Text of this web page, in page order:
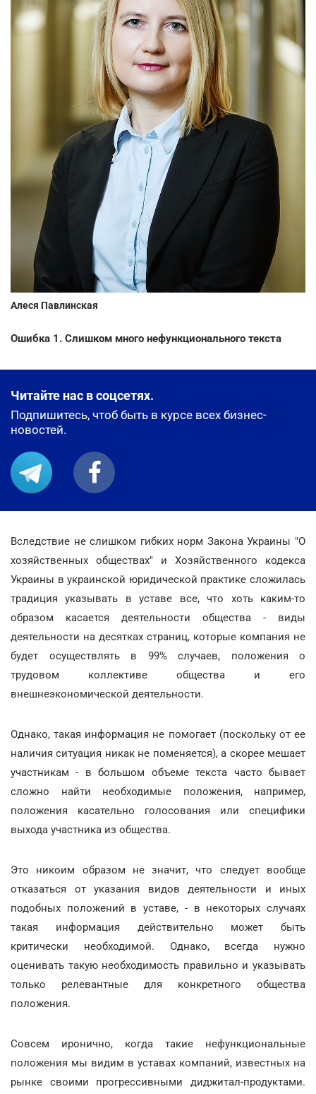
Алеся Павлинская
Ошибка 1. Слишком много нефункционального текста
Читайте нас в соцсетях.
Подпишитесь, чтоб быть в курсе всех бизнес-
новостей.
Вследствие не слишком гибких норм Закона Украины "О
хозяйственных обществах" и Хозяйственного кодекса
Украины в украинской юридической практике сложилась
традиция указывать в уставе все, что хоть каким-то
образом касается деятельности общества - виды
деятельности на десятках страниц, которые компания не
будет осуществлять в 99% случаев, положения о
трудовом коллективе общества и его
внешнеэкономической деятельности.
Однако, такая информация не помогает (поскольку от ее
наличия ситуация никак не поменяется), а скорее мешает
участникам - в большом объеме текста часто бывает
сложно найти необходимые положения, например,
положения касательно голосования или специфики
выхода участника из общества.
Это никоим образом не значит, что следует вообще
отказаться от указания видов деятельности и иных
подобных положений в уставе, - в некоторых случаях
такая информация действительно может быть
критически необходимой. Однако, всегда нужно
оценивать такую необходимость правильно и указывать
только релевантные для конкретного общества
положения.
Совсем иронично, когда такие нефункциональные
положения мы видим в уставах компаний, известных на
рынке своими прогрессивными диджитал-продуктами.